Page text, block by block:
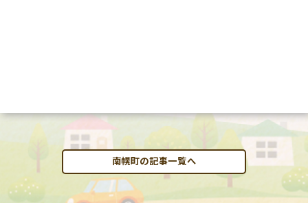
南幌町の記事一覧へ